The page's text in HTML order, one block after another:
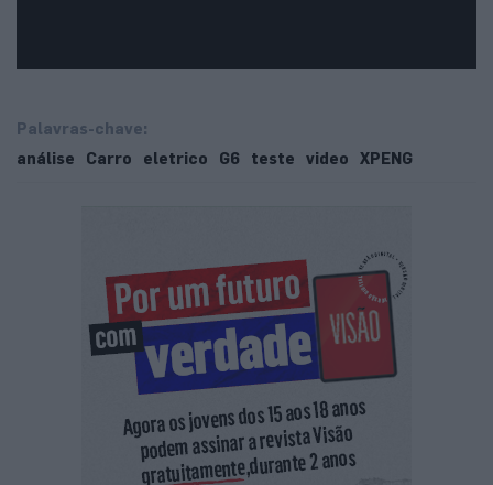
Palavras-chave:
análise
Carro eletrico G6 teste video XPENG